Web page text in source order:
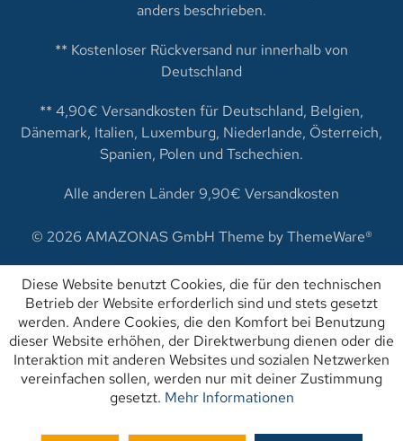
anders beschrieben.
** Kostenloser Rückversand nur innerhalb von
Deutschland
** 4,90€ Versandkosten für Deutschland, Belgien,
Dänemark, Italien, Luxemburg, Niederlande, Österreich,
Spanien, Polen und Tschechien.
Alle anderen Länder 9,90€ Versandkosten
© 2026 AMAZONAS GmbH Theme byThemeWare®
Diese Website benutzt Cookies, die für den technischen
Betrieb der Website erforderlich sind und stets gesetzt
werden. Andere Cookies, die den Komfort bei Benutzung
dieser Website erhöhen, der Direktwerbung dienen oder die
Interaktion mit anderen Websites und sozialen Netzwerken
vereinfachen sollen, werden nur mit deiner Zustimmung
gesetzt. Mehr Informationen